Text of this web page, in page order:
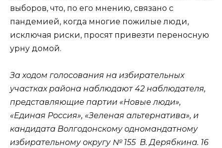
выборов, что, по его мнению, связано с
пандемией, когда многие пожилые люди,
исключая риски, просят привезти переносную
урну домой.
За ходом голосования на избирательных
участках района наблюдают 42 наблюдателя,
представляющие партии «Новые люди»,
«Единая Россия», «Зеленая альтернатива», и
кандидата Волгодонскому одномандатному
избирательному округу № 155 В. Дерябкина. 16